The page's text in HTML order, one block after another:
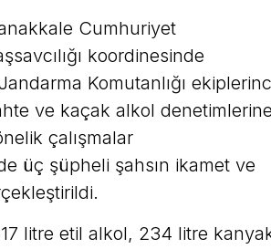
Cumhuriyet
koordinesinde
Komutanlığı
ve kaçak alkol denetimlerine
çalışmalar
üç şüpheli şahsın ikamet ve
litre etil alkol, 234 litre